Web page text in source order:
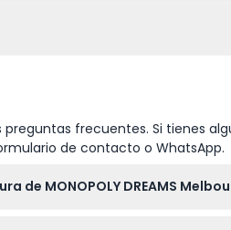
frecuentes. Si tienes
de contacto o WhatsApp.
de MONOPOLY DREAMS